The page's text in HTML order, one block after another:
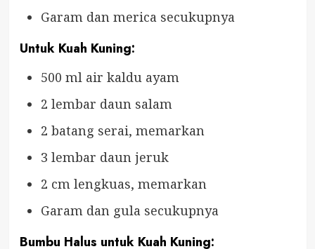
Garam dan merica secukupnya
Untuk Kuah Kuning:
500 ml air kaldu ayam
2 lembar daun salam
2 batang serai, memarkan
3 lembar daun jeruk
2 cm lengkuas, memarkan
Garam dan gula secukupnya
Bumbu Halus untuk Kuah Kuning: